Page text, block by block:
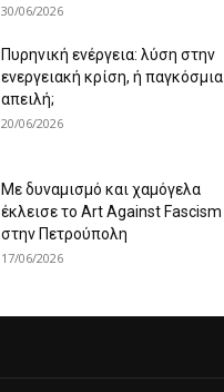
30/06/2026
Πυρηνική ενέργεια: λύση στην
ενεργειακή κρίση, ή παγκόσμια
απειλή;
20/06/2026
Με δυναμισμό και χαμόγελα
έκλεισε το Art Against Fascism
στην Πετρούπολη
17/06/2026